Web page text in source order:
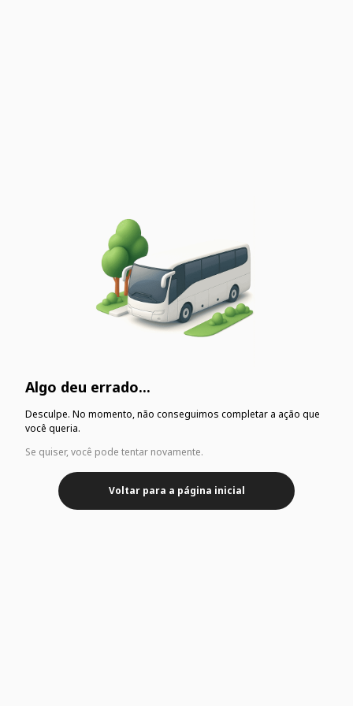
Algo deu errado...
Desculpe. No momento, não conseguimos completar a ação que
você queria.
Se quiser, você pode tentar novamente.
Voltar para a página inicial